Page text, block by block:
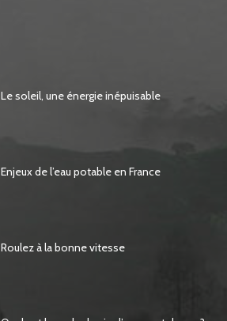
Le soleil, une énergie inépuisable
Enjeux de l’eau potable en France
Roulez à la bonne vitesse